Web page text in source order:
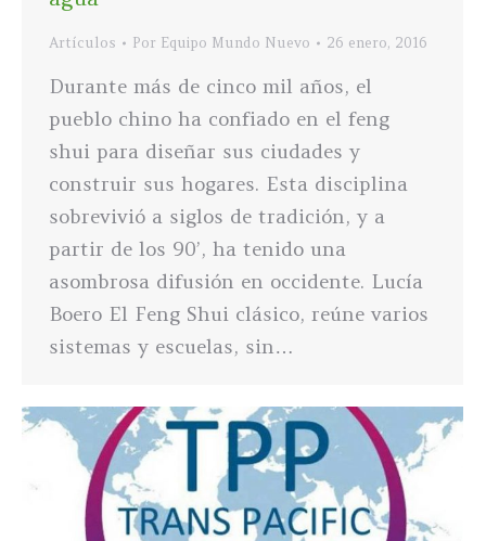
Artículos Por Equipo Mundo Nuevo 26 enero, 2016
Durante más de cinco mil años, el
pueblo chino ha confiado en el feng
shui para diseñar sus ciudades y
construir sus hogares. Esta disciplina
sobrevivió a siglos de tradición, y a
partir de los 90’, ha tenido una
asombrosa difusión en occidente. Lucía
Boero El Feng Shui clásico, reúne varios
sistemas y escuelas, sin…